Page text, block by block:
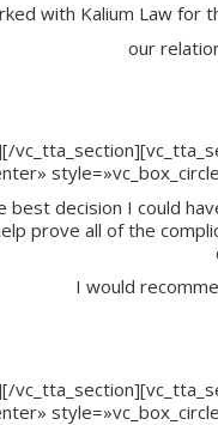
with Kalium Law for
our
best decision I could
prove all of the
I would